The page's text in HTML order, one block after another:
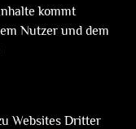
kommt
Nutzer und dem
Websites Dritter